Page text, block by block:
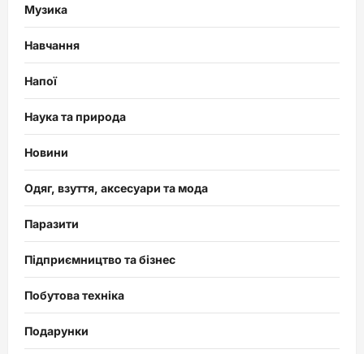
Музика
Навчання
Напої
Наука та природа
Новини
Одяг, взуття, аксесуари та мода
Паразити
Підприємництво та бізнес
Побутова техніка
Подарунки